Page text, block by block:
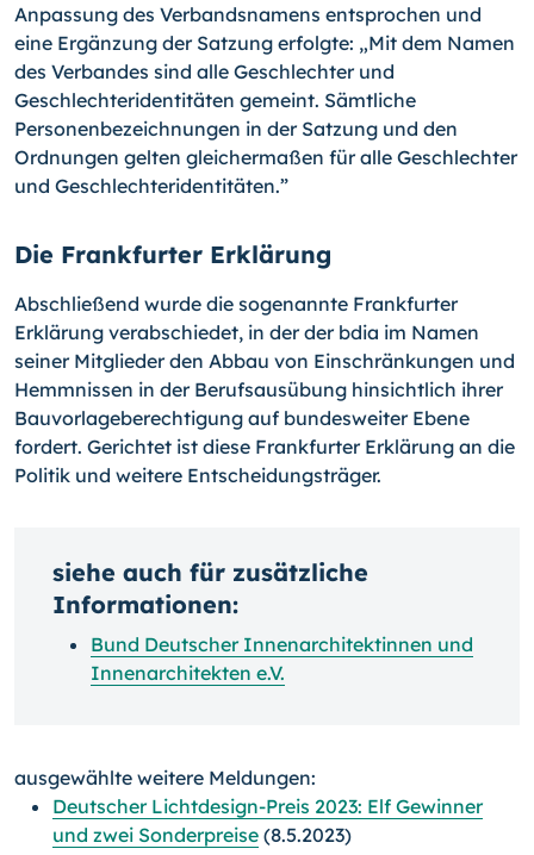
Anpassung des Verbandsnamens entsprochen und
eine Ergänzung der Satzung erfolgte: „Mit dem Namen
des Verbandes sind alle Geschlechter und
Geschlechteridentitäten gemeint. Sämtliche
Personenbezeichnungen in der Satzung und den
Ordnungen gelten gleichermaßen für alle Geschlechter
und Geschlechteridentitäten.”
Die Frankfurter Erklärung
Abschließend wurde die sogenannte Frankfurter
Erklärung verabschiedet, in der der bdia im Namen
seiner Mitglieder den Abbau von Einschränkungen und
Hemmnissen in der Berufsausübung hinsichtlich ihrer
Bauvorlageberechtigung auf bundesweiter Ebene
fordert. Gerichtet ist diese Frankfurter Erklärung an die
Politik und weitere Entscheidungsträger.
siehe auch für zusätzliche
Informationen:
Bund Deutscher Innenarchitektinnen und
Innenarchitekten e.V.
ausgewählte weitere Meldungen:
Deutscher Lichtdesign-Preis 2023: Elf Gewinner
und zwei Sonderpreise (8.5.2023)